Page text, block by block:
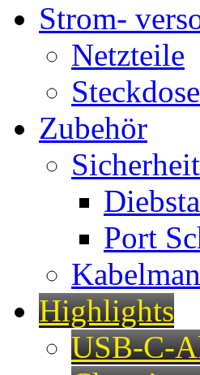
Strom-
Netzteile
Zubehör
Port
Highlights
USB-C-